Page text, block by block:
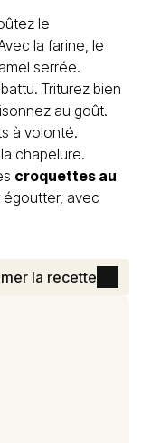
le
la farine, le
serrée.
Triturez bien
au goût.
à volonté.
chapelure.
croquettes au
avec
la recette